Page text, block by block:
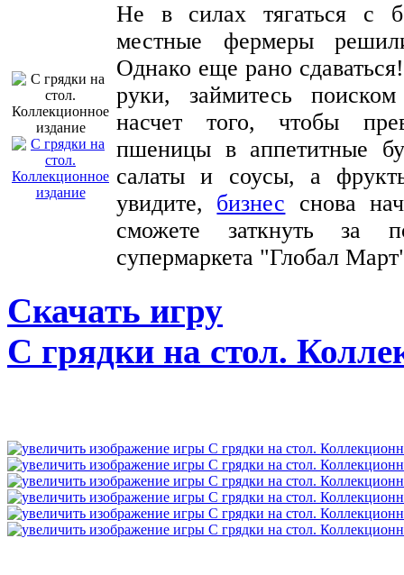
Не в силах тягаться с
местные фермеры
Однако еще рано
руки, займитесь
насчет того, чтобы
пшеницы в аппетитные
салаты и соусы, а
увидите, бизнес снова
сможете заткнуть за
супермаркета "Глобал
Скачать игру
С грядки на стол.